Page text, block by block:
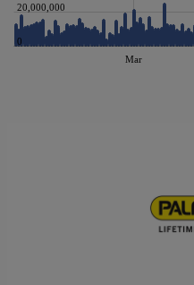
Mar
0
20,000,000